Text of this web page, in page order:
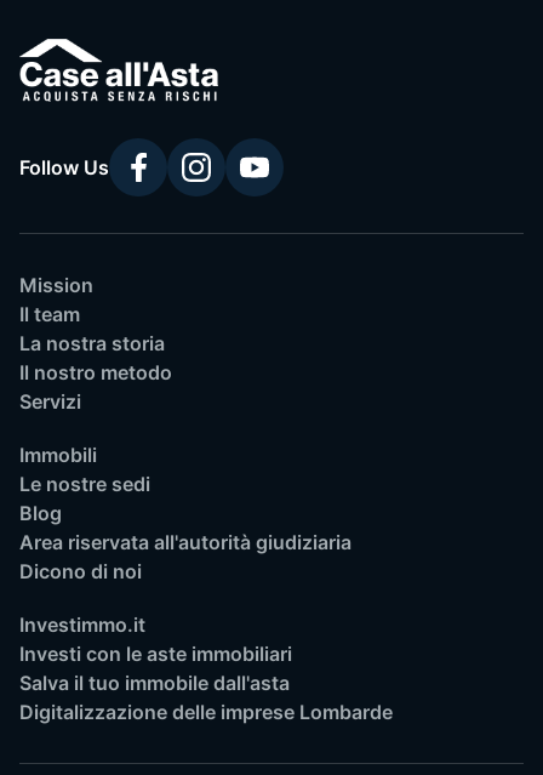
Follow Us
Mission
Il team
La nostra storia
Il nostro metodo
Servizi
Immobili
Le nostre sedi
Blog
Area riservata all'autorità giudiziaria
Dicono di noi
Investimmo.it
Investi con le aste immobiliari
Salva il tuo immobile dall'asta
Digitalizzazione delle imprese Lombarde